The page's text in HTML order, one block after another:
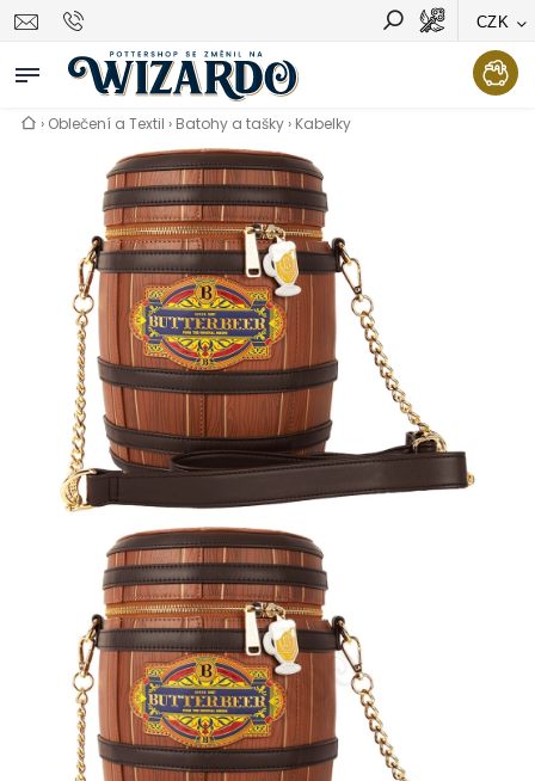
CZK
Vyhledávání Hledat
› Oblečení a Textil › Batohy a tašky › Kabelky